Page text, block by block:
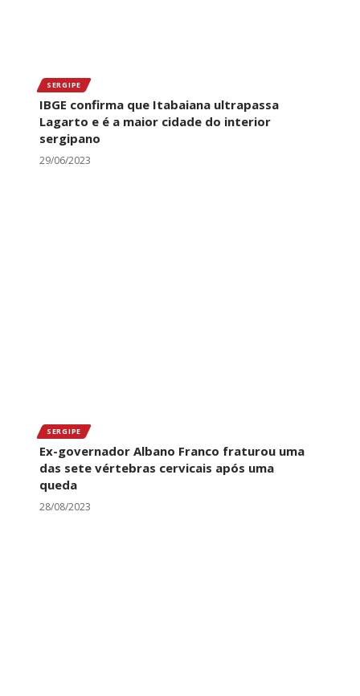
SERGIPE
IBGE confirma que Itabaiana ultrapassa
Lagarto e é a maior cidade do interior
sergipano
29/06/2023
SERGIPE
Ex-governador Albano Franco fraturou uma
das sete vértebras cervicais após uma
queda
28/08/2023